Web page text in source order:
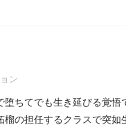
ン
堕ちてでも生き延びる覚
榴の担任するクラスで突